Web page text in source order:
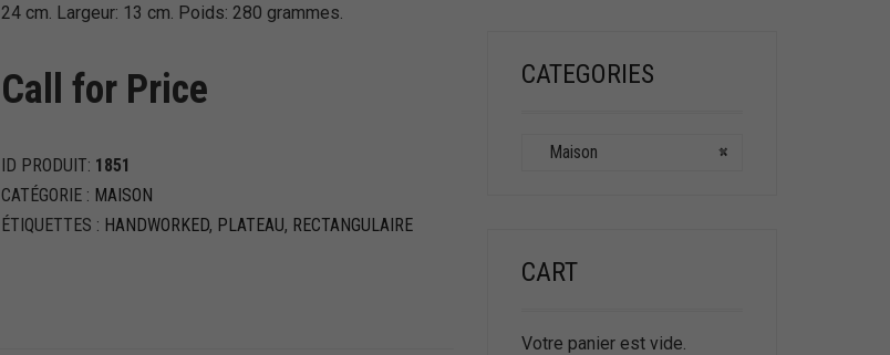
24 cm. Largeur: 13 cm. Poids: 280 grammes.
Call for Price
ID PRODUIT: 1851
CATÉGORIE : MAISON
ÉTIQUETTES : HANDWORKED, PLATEAU, RECTANGULAIRE
CATEGORIES
×
Maison
CART
Votre panier est vide.